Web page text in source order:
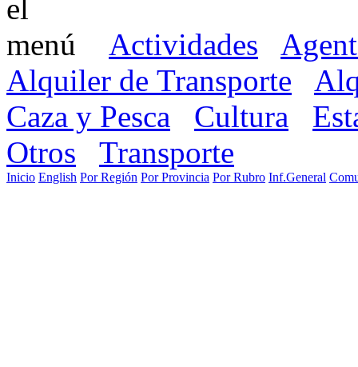
Actividades
Alquiler de Transporte
Caza y Pesca
Cultura
Otros
Transporte
Inicio English Por Región Por Provincia Por Rubro Inf.General